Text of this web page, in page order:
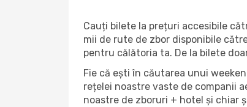
Cauți bilete la prețuri accesibile
mii de rute de zbor disponibile
pentru călătoria ta. De la bilete
Fie că ești în căutarea unui
rețelei noastre vaste de companii
noastre de zboruri + hotel și chiar